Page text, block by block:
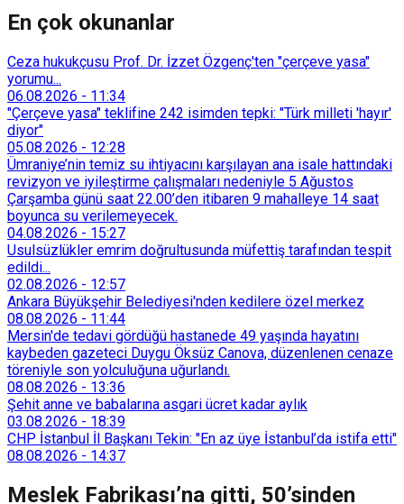
En çok okunanlar
Ceza hukukçusu Prof. Dr. İzzet Özgenç'ten "çerçeve yasa"
yorumu...
06.08.2026 - 11:34
"Çerçeve yasa" teklifine 242 isimden tepki: "Türk milleti 'hayır'
diyor"
05.08.2026 - 12:28
Ümraniye’nin temiz su ihtiyacını karşılayan ana isale hattındaki
revizyon ve iyileştirme çalışmaları nedeniyle 5 Ağustos
Çarşamba günü saat 22.00’den itibaren 9 mahalleye 14 saat
boyunca su verilemeyecek.
04.08.2026 - 15:27
Usulsüzlükler emrim doğrultusunda müfettiş tarafından tespit
edildi...
02.08.2026 - 12:57
Ankara Büyükşehir Belediyesi'nden kedilere özel merkez
08.08.2026 - 11:44
Mersin'de tedavi gördüğü hastanede 49 yaşında hayatını
kaybeden gazeteci Duygu Öksüz Canova, düzenlenen cenaze
töreniyle son yolculuğuna uğurlandı.
08.08.2026 - 13:36
Şehit anne ve babalarına asgari ücret kadar aylık
03.08.2026 - 18:39
CHP İstanbul İl Başkanı Tekin: "En az üye İstanbul’da istifa etti"
08.08.2026 - 14:37
Meslek Fabrikası’na gitti, 50’sinden